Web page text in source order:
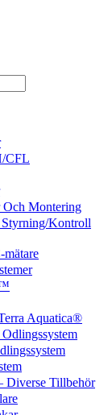
CFL
Montering
Styrning/Kontroll
Aquatica®
Diverse Tillbehör